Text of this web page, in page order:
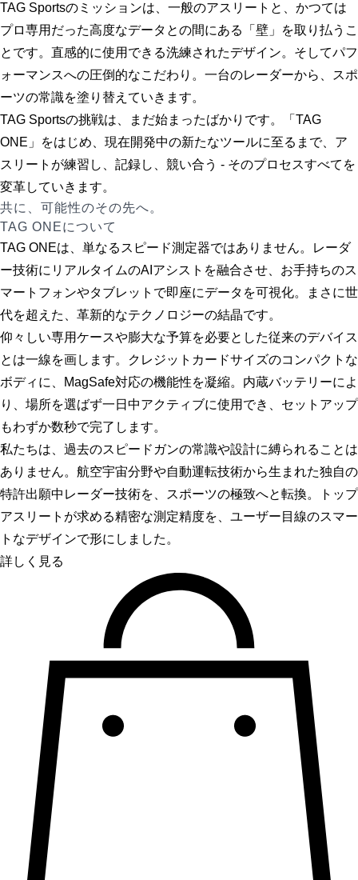
TAG Sportsのミッションは、一般のアスリートと、かつては
プロ専用だった高度なデータとの間にある「壁」を取り払うこ
とです。直感的に使用できる洗練されたデザイン。そしてパフ
ォーマンスへの圧倒的なこだわり。一台のレーダーから、スポ
ーツの常識を塗り替えていきます。
TAG Sportsの挑戦は、まだ始まったばかりです。「TAG
ONE」をはじめ、現在開発中の新たなツールに至るまで、ア
スリートが練習し、記録し、競い合う - そのプロセスすべてを
変革していきます。
共に、可能性のその先へ。
TAG ONEについて
TAG ONEは、単なるスピード測定器ではありません。レーダ
ー技術にリアルタイムのAIアシストを融合させ、お手持ちのス
マートフォンやタブレットで即座にデータを可視化。まさに世
代を超えた、革新的なテクノロジーの結晶です。
仰々しい専用ケースや膨大な予算を必要とした従来のデバイス
とは一線を画します。クレジットカードサイズのコンパクトな
ボディに、MagSafe対応の機能性を凝縮。内蔵バッテリーによ
り、場所を選ばず一日中アクティブに使用でき、セットアップ
もわずか数秒で完了します。
私たちは、過去のスピードガンの常識や設計に縛られることは
ありません。航空宇宙分野や自動運転技術から生まれた独自の
特許出願中レーダー技術を、スポーツの極致へと転換。トップ
アスリートが求める精密な測定精度を、ユーザー目線のスマー
トなデザインで形にしました。
詳しく見る